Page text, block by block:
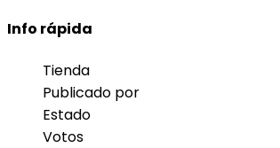
Info rápida
Tienda
Publicado por
Estado
Votos